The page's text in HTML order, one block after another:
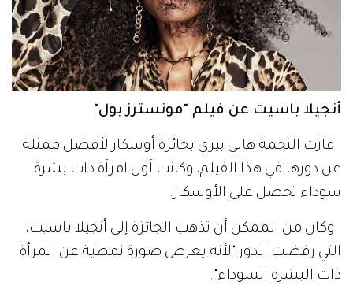
أنجيلا باسيت عن فيلم "مونسترز بول"
فازت النجمة هالي بيري بجائزة أوسكار لأفضل ممثلة
عن دورها في هذا الفيلم، وكانت أول امرأة ذات بشرة
سوداء تحصل على الأوسكار.
وكان من الممكن أن تذهب الجائزة إلى أنجيلا باسيت،
التي رفضت الدور "لأنه يعرض صورة نمطية عن المرأة
ذات البشرة السوداء".